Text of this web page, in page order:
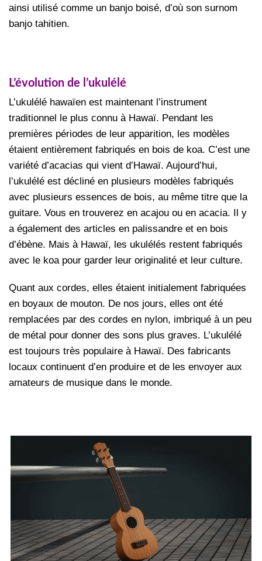
ainsi utilisé comme un banjo boisé, d’où son surnom
banjo tahitien.
L’évolution de l’ukulélé
L’ukulélé hawaïen est maintenant l’instrument
traditionnel le plus connu à Hawaï. Pendant les
premières périodes de leur apparition, les modèles
étaient entièrement fabriqués en bois de koa. C’est une
variété d’acacias qui vient d’Hawaï. Aujourd’hui,
l’ukulélé est décliné en plusieurs modèles fabriqués
avec plusieurs essences de bois, au même titre que la
guitare. Vous en trouverez en acajou ou en acacia. Il y
a également des articles en palissandre et en bois
d’ébène. Mais à Hawaï, les ukulélés restent fabriqués
avec le koa pour garder leur originalité et leur culture.
Quant aux cordes, elles étaient initialement fabriquées
en boyaux de mouton. De nos jours, elles ont été
remplacées par des cordes en nylon, imbriqué à un peu
de métal pour donner des sons plus graves. L’ukulélé
est toujours très populaire à Hawaï. Des fabricants
locaux continuent d’en produire et de les envoyer aux
amateurs de musique dans le monde.